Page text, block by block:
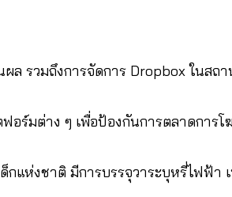
ผล รวมถึงการจัดการ Dropbox ในสถ
อร์มต่าง ๆ เพื่อป้องกันการตลาดการ
แห่งชาติ มีการบรรจุวาระบุหรี่ไฟฟ้า